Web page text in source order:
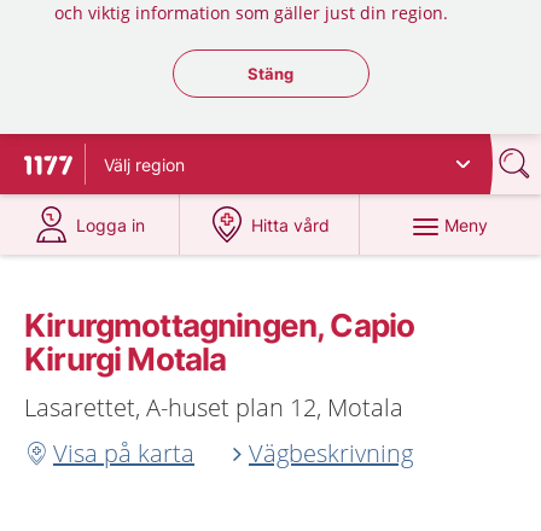
och viktig information som gäller just din region.
Stäng regionsväljaren
Stäng
Till startsidan för 1177
Välj region
Logga in
på 1177.se
Hitta vård
på 1177.se
Meny
Kirurgmottagningen, Capio
Kirurgi Motala
Lasarettet, A-huset plan 12, Motala
Visa på karta
Vägbeskrivning